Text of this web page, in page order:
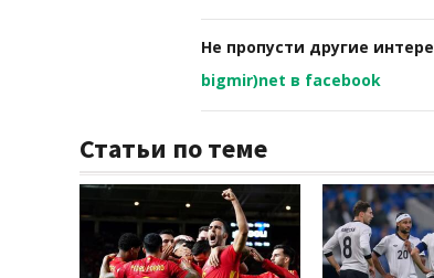
Не пропусти другие
bigmir)net в facebook
Статьи по теме